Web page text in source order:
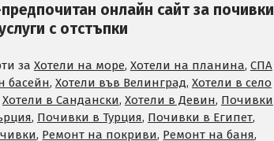
онлайн сайт за почивки
с отстъпки
за Хотели на море, Хотели на планина, СПА
басейн, Хотели във Велинград, Хотели в село
Хотели в Сандански, Хотели в Девин, Почивки
, Почивки в Турция, Почивки в Египет,
, Ремонт на покриви, Ремонт на баня,